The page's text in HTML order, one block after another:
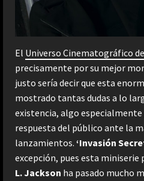
El Universo Cinematográfico
precisamente por su mejor
justo sería decir que esta
mostrado tantas dudas a lo
existencia, algo
respuesta del público ante la
lanzamientos. ‘Invasión
excepción, pues esta
L. Jackson ha pasado mucho